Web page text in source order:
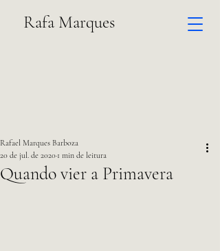
Rafa Marques
Quando vier a Primavera
Rafael Marques Barboza
20 de jul. de 2020 1 min de leitura